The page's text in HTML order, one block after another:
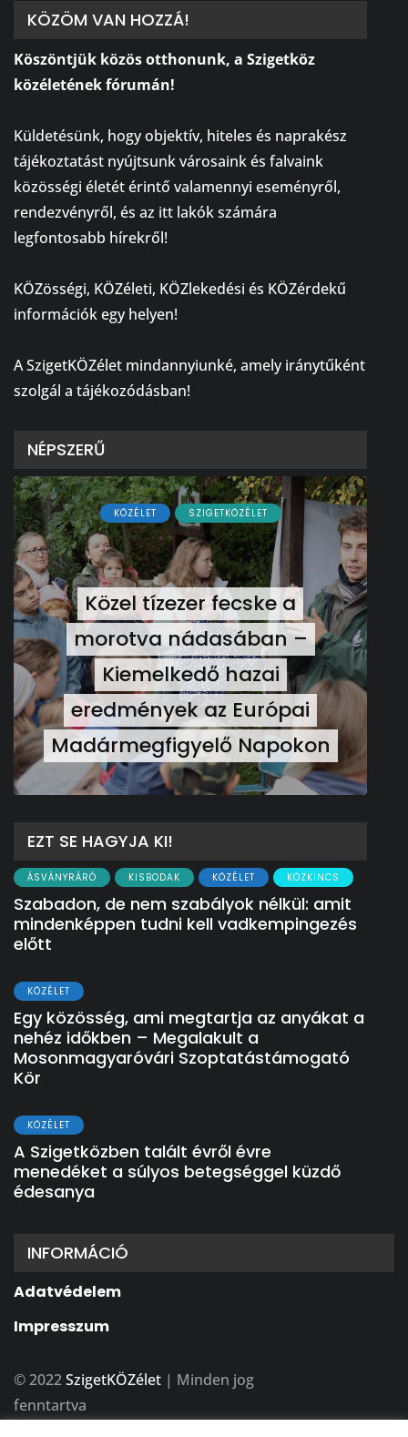
KÖZÖM VAN HOZZÁ!
Köszöntjük közös otthonunk, a Szigetköz
közéletének fórumán!
Küldetésünk, hogy objektív, hiteles és naprakész
tájékoztatást nyújtsunk városaink és falvaink
közösségi életét érintő valamennyi eseményről,
rendezvényről, és az itt lakók számára
legfontosabb hírekről!
KÖZösségi, KÖZéleti, KÖZlekedési és KÖZérdekű
információk egy helyen!
A SzigetKÖZélet mindannyiunké, amely iránytűként
szolgál a tájékozódásban!
NÉPSZERŰ
KÖZÉLET SZIGETKÖZÉLET
Közel tízezer fecske a
morotva nádasában –
Kiemelkedő hazai
eredmények az Európai
Madármegfigyelő Napokon
EZT SE HAGYJA KI!
ÁSVÁNYRÁRÓ KISBODAK KÖZÉLET KÖZKINCS
Szabadon, de nem szabályok nélkül: amit
mindenképpen tudni kell vadkempingezés
előtt
KÖZÉLET
Egy közösség, ami megtartja az anyákat a
nehéz időkben – Megalakult a
Mosonmagyaróvári Szoptatástámogató
Kör
KÖZÉLET
A Szigetközben talált évről évre
menedéket a súlyos betegséggel küzdő
édesanya
INFORMÁCIÓ
Adatvédelem
Impresszum
© 2022SzigetKÖZélet | Minden jog
fenntartva